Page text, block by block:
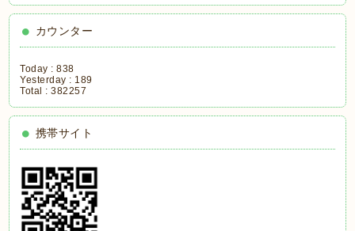
カウンター
Today :838
Yesterday : 189
Total :382257
携帯サイト